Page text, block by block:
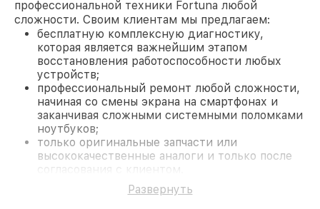
профессиональной техники Fortuna любой
сложности. Своим клиентам мы предлагаем:
бесплатную комплексную диагностику,
которая является важнейшим этапом
восстановления работоспособности любых
устройств;
профессиональный ремонт любой сложности,
начиная со смены экрана на смартфонах и
заканчивая сложными системными поломками
ноутбуков;
только оригинальные запчасти или
высококачественные аналоги и только после
согласования с клиентом.
На все работы и замененные комплектующие
предоставляется длительная гарантия. В случае
Развернуть